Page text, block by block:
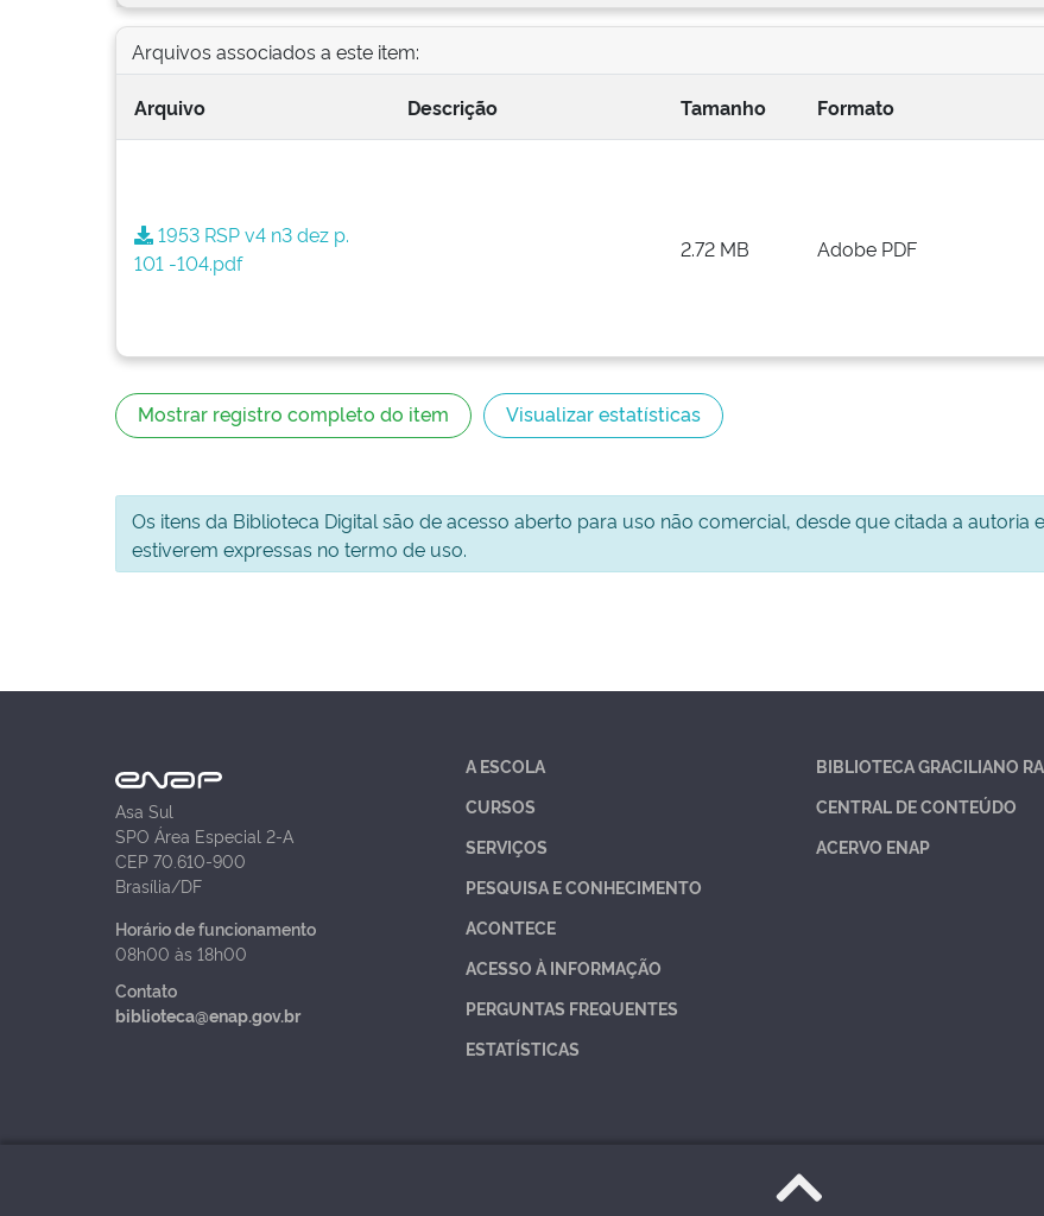
Arquivos associados a este item:
Arquivo Descrição Tamanho Formato
1953 RSP v4 n3 dez p.
101 -104.pdf
2.72 MB Adobe PDF
Mostrar registro completo do item Visualizar estatísticas
Os itens da Biblioteca Digital são de acesso aberto para uso não comercial, desde que citada a autoria
estiverem expressas no termo de uso.
Asa Sul
SPO Área Especial 2-A
CEP 70.610-900
Brasília/DF
Horário de funcionamento
08h00 às 18h00
Contato
biblioteca@enap.gov.br
A ESCOLA
CURSOS
SERVIÇOS
PESQUISA E CONHECIMENTO
ACONTECE
ACESSO À INFORMAÇÃO
PERGUNTAS FREQUENTES
ESTATÍSTICAS
BIBLIOTECA GRACILIANO
CENTRAL DE CONTEÚDO
ACERVO ENAP